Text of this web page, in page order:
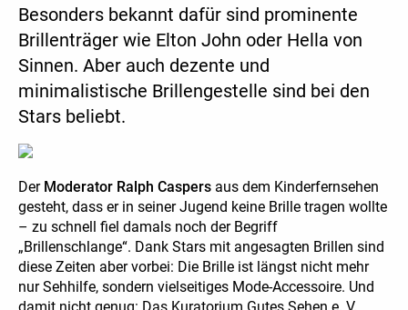
Besonders bekannt dafür sind prominente
Brillenträger wie Elton John oder Hella von
Sinnen. Aber auch dezente und
minimalistische Brillengestelle sind bei den
Stars beliebt.
Der Moderator Ralph Caspers aus dem Kinderfernsehen
gesteht, dass er in seiner Jugend keine Brille tragen wollte
– zu schnell fiel damals noch der Begriff
„Brillenschlange“. Dank Stars mit angesagten Brillen sind
diese Zeiten aber vorbei: Die Brille ist längst nicht mehr
nur Sehhilfe, sondern vielseitiges Mode-Accessoire. Und